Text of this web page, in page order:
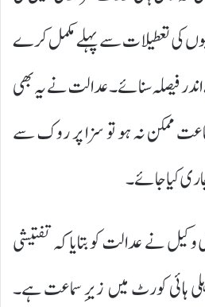
کی تعطیلات سے پہلے مکمل کرے
اندر فیصلہ سنائے۔ عدالت نے یہ بھی
ممکن نہ ہو تو سزا پر روک سے
کیا جائے۔
نے عدالت کو بتایا کہ تفتیشی
ہائی کورٹ میں زیرِ سماعت ہے۔